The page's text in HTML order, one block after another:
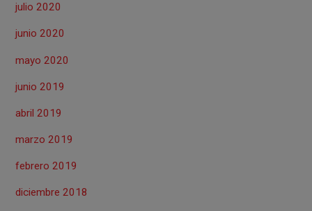
julio 2020
junio 2020
mayo 2020
junio 2019
abril 2019
marzo 2019
febrero 2019
diciembre 2018